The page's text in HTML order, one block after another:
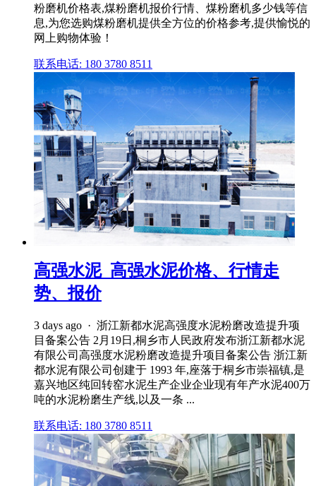
粉磨机价格表,煤粉磨机报价行情、煤粉磨机多少钱等信
息,为您选购煤粉磨机提供全方位的价格参考,提供愉悦的
网上购物体验！
联系电话: 180 3780 8511
高强水泥_高强水泥价格、行情走
势、报价
3 days ago · 浙江新都水泥高强度水泥粉磨改造提升项
目备案公告 2月19日,桐乡市人民政府发布浙江新都水泥
有限公司高强度水泥粉磨改造提升项目备案公告 浙江新
都水泥有限公司创建于 1993 年,座落于桐乡市崇福镇,是
嘉兴地区纯回转窑水泥生产企业企业现有年产水泥400万
吨的水泥粉磨生产线,以及一条 ...
联系电话: 180 3780 8511